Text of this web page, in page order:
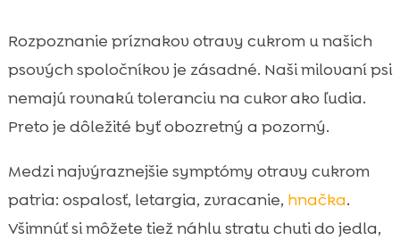
Rozpoznanie príznakov otravy cukrom u našich
psových spoločníkov je zásadné. Naši milovaní psi
nemajú rovnakú toleranciu na cukor ako ľudia.
Preto je dôležité byť obozretný a pozorný.
Medzi najvýraznejšie symptómy otravy cukrom
patria: ospalosť, letargia, zvracanie, hnačka.
Všimnúť si môžete tiež náhlu stratu chuti do jedla,